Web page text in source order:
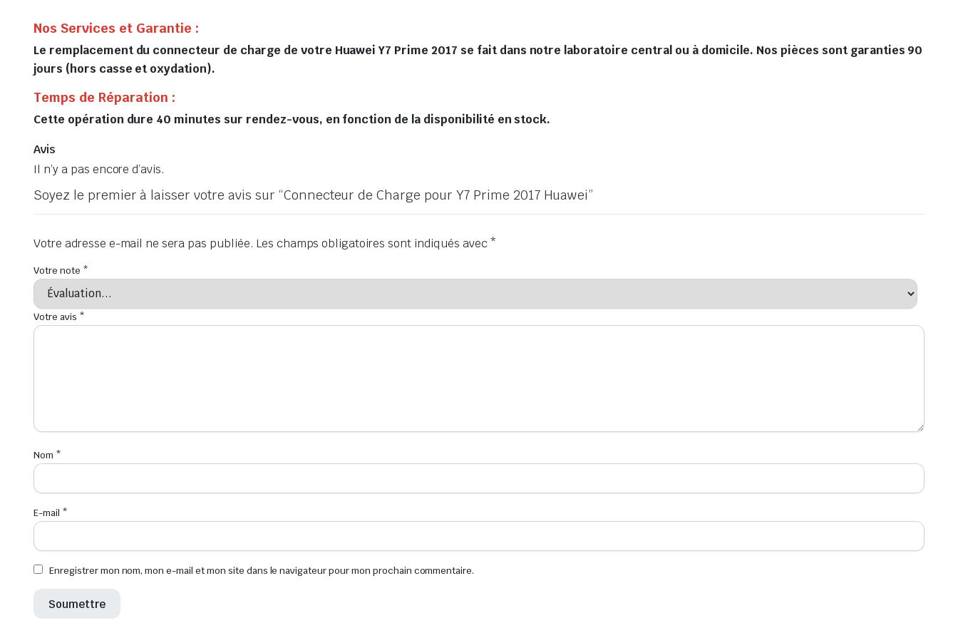
Nos Services et Garantie :
Le remplacement du connecteur de charge de votre Huawei Y7 Prime 2017 se fait dans notre laboratoire central ou à domicile. Nos pièces sont garanties 90
jours (hors casse et oxydation).
Temps de Réparation :
Cette opération dure 40 minutes sur rendez-vous, en fonction de la disponibilité en stock.
Avis
Il n’y a pas encore d’avis.
Soyez le premier à laisser votre avis sur “Connecteur de Charge pour Y7 Prime 2017 Huawei”
Votre adresse e-mail ne sera pas publiée. Les champs obligatoires sont indiqués avec*
Votre note *
Votre avis *
Nom *
E-mail *
Enregistrer mon nom, mon e-mail et mon site dans le navigateur pour mon prochain commentaire.